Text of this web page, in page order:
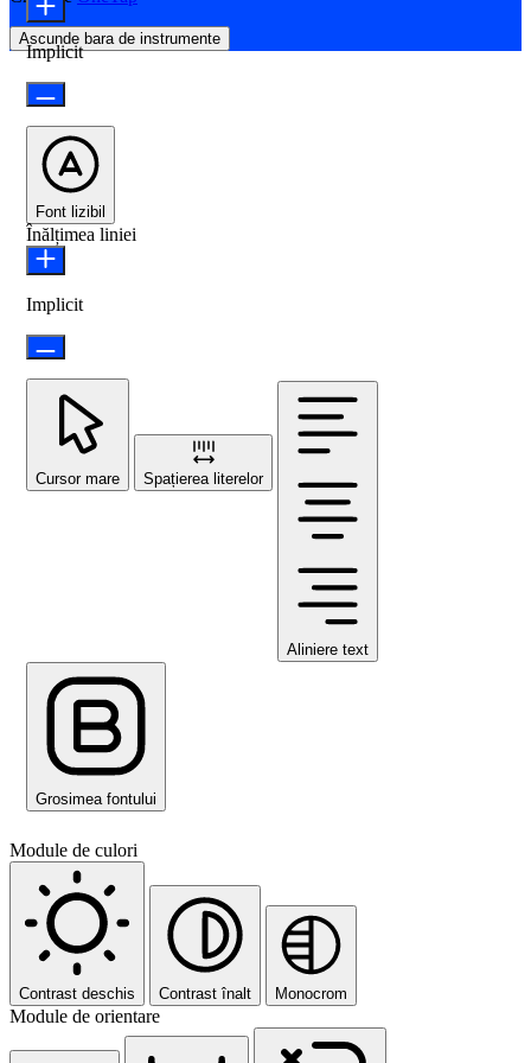
Ascunde bara de instrumente
Implicit
Font lizibil
Înălțimea liniei
Implicit
Cursor mare Spațierea literelor
Aliniere text
Grosimea fontului
Module de culori
Contrast deschis Contrast înalt Monocrom
Module de orientare